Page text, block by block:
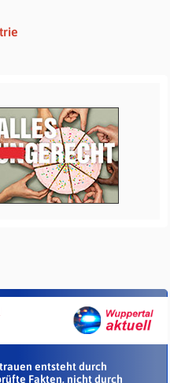
entsteht durch
Fakten, nicht durch